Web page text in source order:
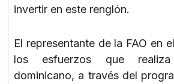
invertir en este renglón.
El representante de la FAO en
los esfuerzos que
dominicano, a través del